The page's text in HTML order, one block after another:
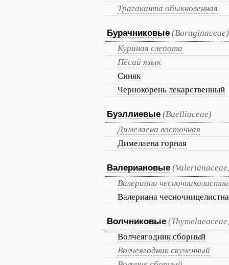
Трагаканта обыкновенная
Бурачниковые (Boraginaceae)
Куриная слепота
Пёсий язык
Синяк
Чернокорень лекарственный
Буэллиевые (Buelliaceae)
Димелаена восточная
Димелаена горная
Валериановые
Валериана
Валериана
Волчниковые
Волчеягодник сборный
Волчеягодник скученный